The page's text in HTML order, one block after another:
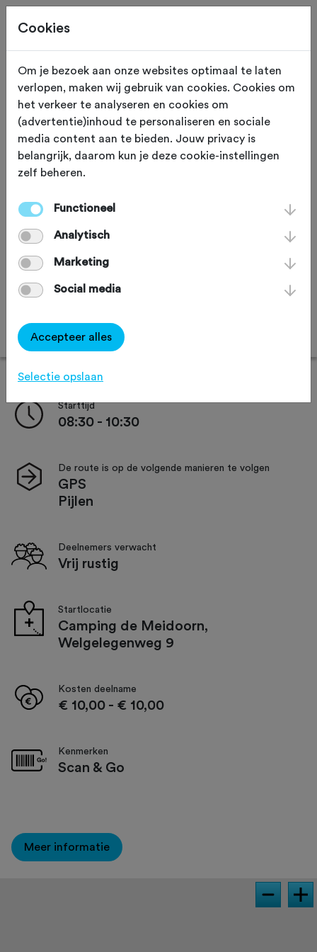
ZATERDAG 31 OKT Stroe (Gelderland)
Speulderbostocht 2026
Afstand: 65 km
Inschrijven vanaf 12 oktober.
Starttijd
08:30 - 10:30
De route is op de volgende manieren te volgen
GPS
Pijlen
Deelnemers verwacht
Vrij rustig
Startlocatie
Camping de Meidoorn,
Welgelegenweg 9
Kosten deelname
€ 10,00 - € 10,00
Kenmerken
Scan & Go
Meer informatie
Cookies
Om je bezoek aan onze websites optimaal te laten
verlopen, maken wij gebruik van cookies. Cookies om
het verkeer te analyseren en cookies om
(advertentie)inhoud te personaliseren en sociale
media content aan te bieden. Jouw privacy is
belangrijk, daarom kun je deze cookie-instellingen
zelf beheren.
Functioneel
Analytisch
Marketing
Social media
Accepteer alles
Selectie opslaan